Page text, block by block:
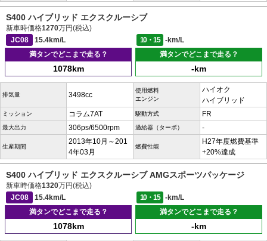
S400 ハイブリッド エクスクルーシブ
新車時価格1270万円(税込)
JC08
15.4km/L 10・15
-km/L
満タンでどこまで走る？
1078km
満タンでどこまで走る？
-km
排気量 3498cc
使用燃料
エンジン
ハイオク
ハイブリッド
ミッション コラム7AT 駆動方式 FR
最大出力 306ps/6500rpm 過給器（ターボ） -
生産期間
2013年10月～201
4年03月
燃費性能
H27年度燃費基準
+20%達成
S400 ハイブリッド エクスクルーシブ AMGスポーツパッケージ
新車時価格1320万円(税込)
JC08
15.4km/L 10・15
-km/L
満タンでどこまで走る？
1078km
満タンでどこまで走る？
-km